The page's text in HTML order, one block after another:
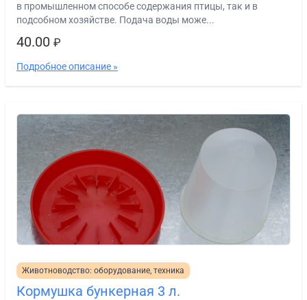
в промышленном способе содержания птицы, так и в
подсобном хозяйстве. Подача воды може...
40.00 ₽
Подробное описание »
Животноводство: оборудование, техника
Кормушка бункерная 3 л.